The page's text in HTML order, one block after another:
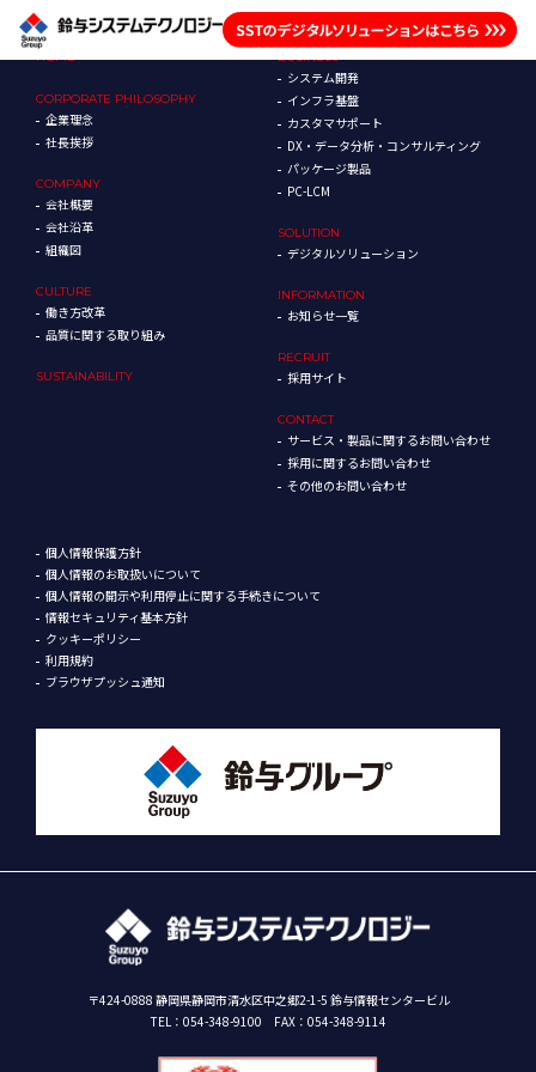
HOME
CORPORATE PHILOSOPHY
企業理念
社長挨拶
COMPANY
会社概要
会社沿革
組織図
CULTURE
働き方改革
品質に関する取り組み
SUSTAINABILITY
BUSINESS
システム開発
インフラ基盤
カスタマサポート
DX・データ分析・コンサルティング
パッケージ製品
PC-LCM
SOLUTION
デジタルソリューション
INFORMATION
お知らせ一覧
RECRUIT
採用サイト
CONTACT
サービス・製品に関するお問い合わせ
採用に関するお問い合わせ
その他のお問い合わせ
個人情報保護方針
個人情報のお取扱いについて
個人情報の開示や利用停止に関する手続きについて
情報セキュリティ基本方針
クッキーポリシー
利用規約
ブラウザプッシュ通知
〒424-0888 静岡県静岡市清水区中之郷2-1-5 鈴与情報センタービル
TEL： 054-348-9100 FAX：054-348-9114